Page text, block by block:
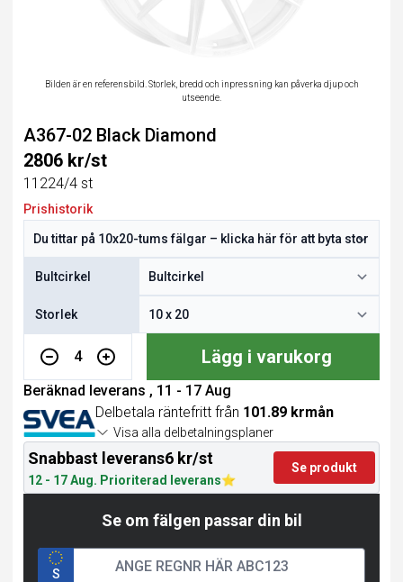
Bilden är en referensbild. Storlek, bredd och inpressning kan påverka djup och
utseende.
A367-02 Black Diamond
2806 kr/st
11224/4 st
Prishistorik
Bultcirkel
Storlek
4 Lägg i varukorg
Beräknad leverans , 11 - 17 Aug
Delbetala räntefritt från 101.89 krmån
Visa alla delbetalningsplaner
Snabbast leverans6 kr/st
12 - 17 Aug. Prioriterad leverans
Se produkt
Se om fälgen passar din bil
S